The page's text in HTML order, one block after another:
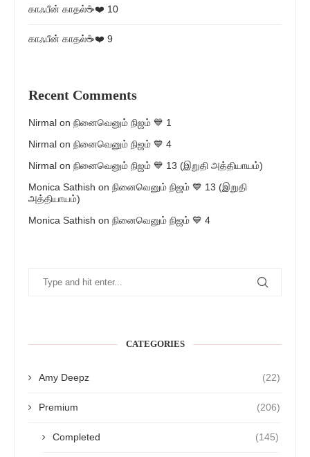
காஃபீன் காதல்☕❤️ 10
காஃபீன் காதல்☕❤️ 9
Recent Comments
Nirmal on நினைவெனும் நிஜம் 💙 1
Nirmal on நினைவெனும் நிஜம் 💙 4
Nirmal on நினைவெனும் நிஜம் 💙 13 (இறுதி அத்தியாயம்)
Monica Sathish on நினைவெனும் நிஜம் 💙 13 (இறுதி
அத்தியாயம்)
Monica Sathish on நினைவெனும் நிஜம் 💙 4
CATEGORIES
Amy Deepz (22)
Premium (206)
Completed (145)